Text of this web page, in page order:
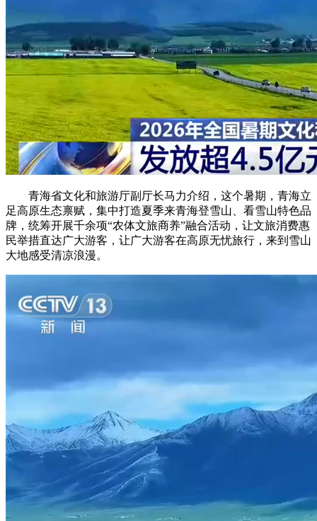
青海省文化和旅游厅副厅长马力介绍，这个暑期，青海立
足高原生态禀赋，集中打造夏季来青海登雪山、看雪山特色品
牌，统筹开展千余项“农体文旅商养”融合活动，让文旅消费惠
民举措直达广大游客，让广大游客在高原无忧旅行，来到雪山
大地感受清凉浪漫。